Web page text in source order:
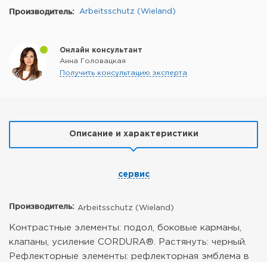
Производитель: Arbeitsschutz (Wieland)
Онлайн консультант
Анна Головацкая
Получить консультацию эксперта
Описание и характеристики
сервис
Производитель: Arbeitsschutz (Wieland)
Контрастные элементы: подол, боковые карманы,
клапаны, усиление CORDURA®. Растянуть: черный.
Рефлекторные элементы: рефлекторная эмблема в